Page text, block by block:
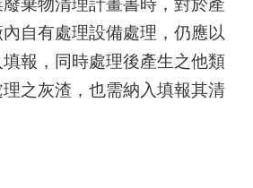
自有處理設備處理，仍應以
報，同時處理後產生之他類
之灰渣，也需納入填報其清